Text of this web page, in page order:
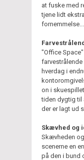
at fuske med
tjene lidt
fornemmelse...
"Office
hverdag i
on i
tiden dygtig til
der er lagt ud
Skævhed og
Skævheden
scenerne en
på den i bund